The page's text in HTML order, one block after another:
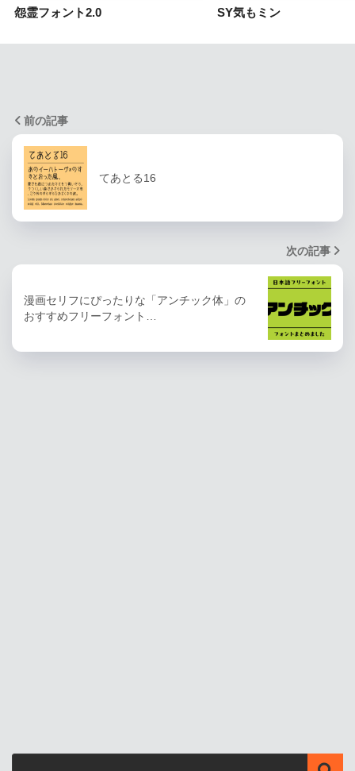
怨霊フォント2.0 SY気もミン
前の記事
てあとる16
次の記事
漫画セリフにぴったりな「アンチック体」の
おすすめフリーフォント…